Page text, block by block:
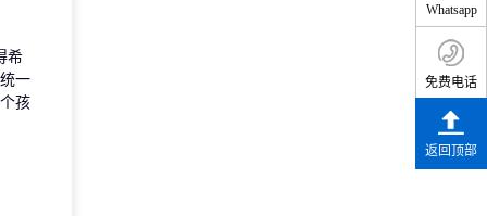
希
一
孩
Whatsapp
免费电话
返回顶部